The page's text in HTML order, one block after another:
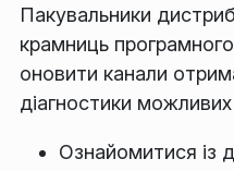
Пакувальники
крамниць
оновити канали
діагностики
Ознайомитися із